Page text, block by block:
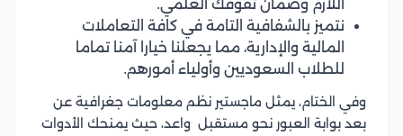
اللازم وضمان تفوقك العلمي.
نتميز بالشفافية التامة في كافة التعاملات
المالية والإدارية، مما يجعلنا خيارا آمنا تماما
للطلاب السعوديين وأولياء أمورهم.
وفي الختام، يمثل ماجستير نظم معلومات جغرافية عن
بعد بوابة العبور نحو مستقبل واعد، حيث يمنحك الأدوات